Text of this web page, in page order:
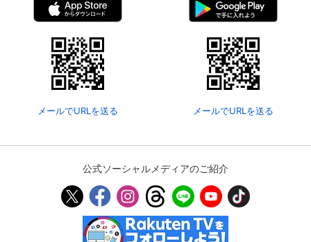
メールでURLを送る メールでURLを送る
公式ソーシャルメディアのご紹介